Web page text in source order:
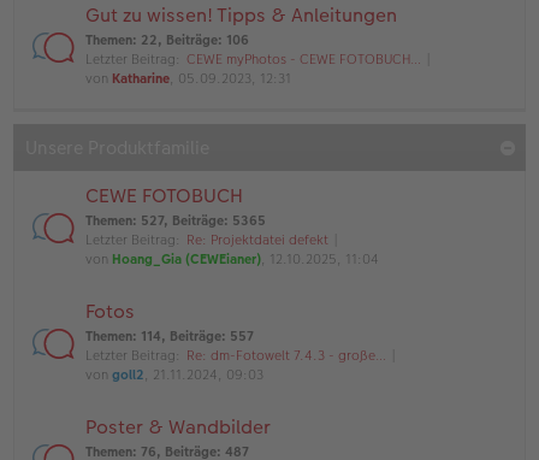
Gut zu wissen! Tipps & Anleitungen
Themen: 22, Beiträge: 106
Letzter Beitrag: CEWE myPhotos - CEWE FOTOBUCH…
von Katharine, 05.09.2023, 12:31
CEWE FOTOBUCH
Themen: 527, Beiträge: 5365
Letzter Beitrag: Re: Projektdatei defekt
von Hoang_Gia (CEWEianer), 12.10.2025, 11:04
Fotos
Themen: 114, Beiträge: 557
Letzter Beitrag: Re: dm-Fotowelt 7.4.3 - große…
von goll2, 21.11.2024, 09:03
Poster & Wandbilder
Themen: 76, Beiträge: 487